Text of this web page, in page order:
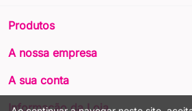
Produtos
A nossa empresa
A sua conta
Informação da Loja